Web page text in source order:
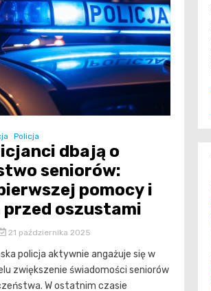
Policja
dbają o
seniorów:
pomocy i
oszustami
21 października 2025
policja aktywnie angażuje się w
zwiększenie świadomości seniorów
W ostatnim czasie